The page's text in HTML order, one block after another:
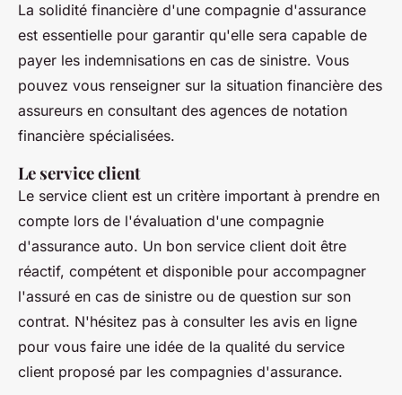
La solidité financière d'une compagnie d'assurance
est essentielle pour garantir qu'elle sera capable de
payer les indemnisations en cas de sinistre. Vous
pouvez vous renseigner sur la situation financière des
assureurs en consultant des agences de notation
financière spécialisées.
Le service client
Le service client est un critère important à prendre en
compte lors de l'évaluation d'une compagnie
d'assurance auto. Un bon service client doit être
réactif, compétent et disponible pour accompagner
l'assuré en cas de sinistre ou de question sur son
contrat. N'hésitez pas à consulter les avis en ligne
pour vous faire une idée de la qualité du service
client proposé par les compagnies d'assurance.